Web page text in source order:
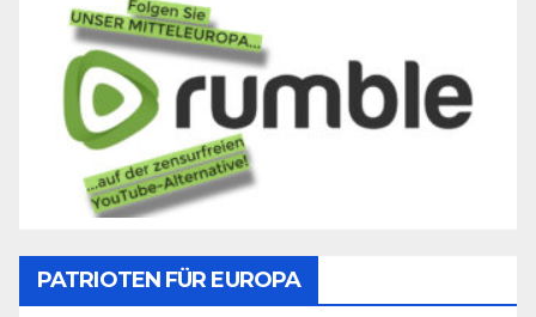
PATRIOTEN FÜR EUROPA